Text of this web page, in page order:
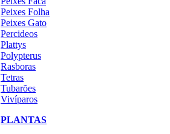
Peixes Folha
Peixes Gato
Percideos
Plattys
Polypterus
Rasboras
Tetras
Tubarões
Vivíparos
PLANTAS